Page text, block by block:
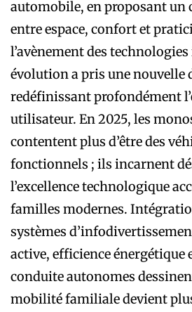
automobile, en proposant un
entre espace, confort et
l’avènement des
évolution a pris une nouvelle
redéfinissant profondément
utilisateur. En 2025, les
contentent plus d’être des
fonctionnels ; ils incarnent
l’excellence technologique
familles modernes.
systèmes
active, efficience énergétique
conduite autonomes
mobilité familiale devient